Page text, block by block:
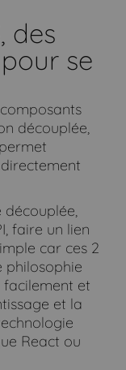
des
se
découplée,
découplée,
faire un lien
car ces 2
et
et la
React ou